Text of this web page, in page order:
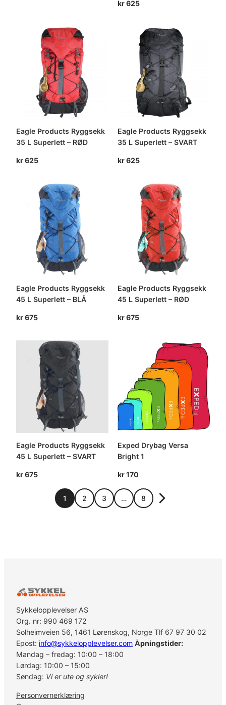
kr625
Eagle Products Ryggsekk
35 L Superlett – RØD
kr625
Eagle Products Ryggsekk
35 L Superlett – SVART
kr625
Eagle Products Ryggsekk
45 L Superlett – BLÅ
kr675
Eagle Products Ryggsekk
45 L Superlett – RØD
kr675
Eagle Products Ryggsekk
45 L Superlett – SVART
kr675
Exped Drybag Versa
Bright 1
kr170
1 2 3 … 8
Sykkelopplevelser AS
Org. nr: 990 469 172
Solheimveien 56, 1461 Lørenskog, Norge Tlf 67 97 30 02
Epost: info@sykkelopplevelser.com Åpningstider:
Mandag – fredag: 10:00 – 18:00
Lørdag: 10:00 – 15:00
Søndag: Vi er ute og sykler!
Personvernerklæring